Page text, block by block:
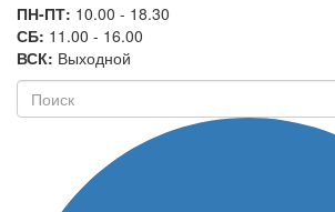
ПН-ПТ: 10.00 - 18.30
СБ: 11.00 - 16.00
ВСК: Выходной